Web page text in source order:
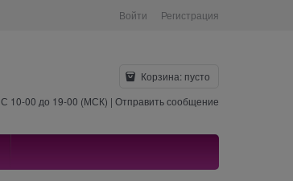
Войти Регистрация
Корзина: пусто
С 10-00 до 19-00 (МСК) | Отправить сообщение